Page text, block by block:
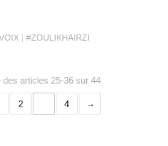
#ZOULIKHAIRZI
des articles 25-36 sur 44
2 4